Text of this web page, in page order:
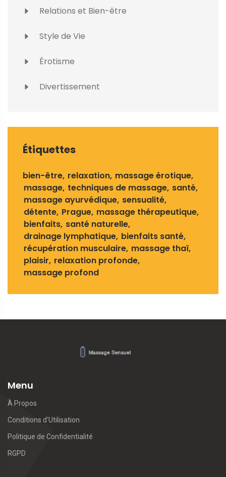
Relations et Bien-être
Style de Vie
Érotisme
Divertissement
Étiquettes
bien-être relaxation massage érotique
massage techniques de massage santé
massage ayurvédique sensualité
détente Prague massage thérapeutique
bienfaits santé naturelle
drainage lymphatique bienfaits santé
récupération musculaire massage thaï
plaisir relaxation profonde
massage profond
Menu
À Propos
Conditions d'Utilisation
Politique de Confidentialité
RGPD